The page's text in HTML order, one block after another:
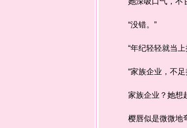
“没错。”
“年纪轻轻就当上
“家族企业，不足
家族企业？她想起
樱唇似是微微地弯